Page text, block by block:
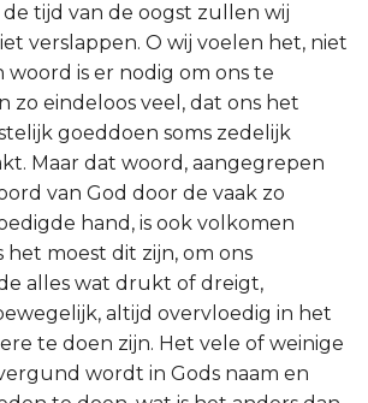
tijd van de oogst zullen wij
verslappen. O wij voelen het, niet
woord is er nodig om ons te
zo eindeloos veel, dat ons het
goeddoen soms zedelijk
Maar dat woord, aangegrepen
van God door de vaak zo
hand, is ook volkomen
het moest dit zijn, om ons
alles wat drukt of dreigt,
altijd overvloedig in het
te doen zijn. Het vele of weinige
wordt in Gods naam en